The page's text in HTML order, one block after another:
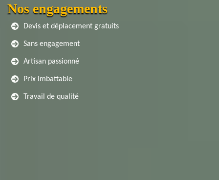
Nos engagements
Devis et déplacement gratuits
Sans engagement
Artisan passionné
Prix imbattable
Travail de qualité